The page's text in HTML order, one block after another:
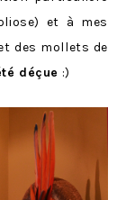
et à mes
des mollets de
déçue :)